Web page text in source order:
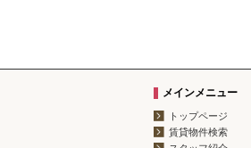
メインメニュー
トップページ
賃貸物件検索